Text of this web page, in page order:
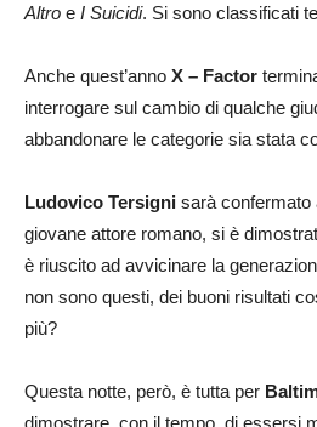
Altro e I Suicidi. Si sono classificati
Anche quest’anno X – Factor
interrogare sul cambio di qualche
abbandonare le categorie sia stata
Ludovico Tersigni sarà confermato
giovane attore romano, si è
è riuscito ad avvicinare la
non sono questi, dei buoni risultati
più?
Questa notte, però, è tutta per
dimostrare, con il tempo, di essersi